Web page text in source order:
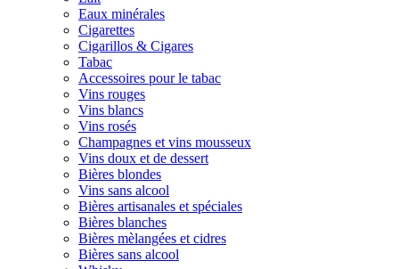
Eaux minérales
Cigarettes
Cigarillos & Cigares
Tabac
Accessoires pour le tabac
Vins rouges
Vins blancs
Vins rosés
Champagnes et vins mousseux
Vins doux et de dessert
Bières blondes
Vins sans alcool
Bières artisanales et spéciales
Bières blanches
Bières mèlangées et cidres
Bières sans alcool